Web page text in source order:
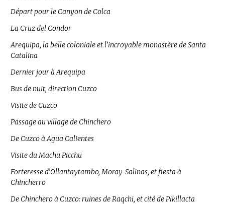
Départ pour le Canyon de Colca
La Cruz del Condor
Arequipa, la belle coloniale et l’incroyable monastère de Santa
Catalina
Dernier jour à Arequipa
Bus de nuit, direction Cuzco
Visite de Cuzco
Passage au village de Chinchero
De Cuzco à Agua Calientes
Visite du Machu Picchu
Forteresse d’Ollantaytambo, Moray-Salinas, et fiesta à
Chincherro
De Chinchero à Cuzco: ruines de Raqchi, et cité de Pikillacta